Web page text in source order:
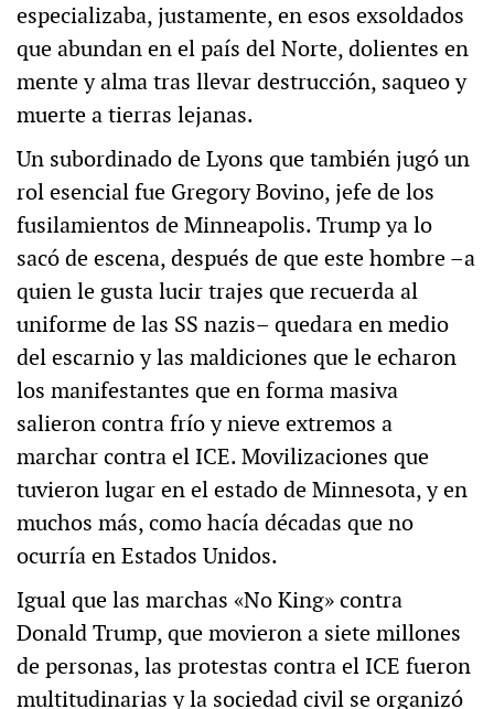
especializaba, justamente, en esos exsoldados
que abundan en el país del Norte, dolientes en
mente y alma tras llevar destrucción, saqueo y
muerte a tierras lejanas.
Un subordinado de Lyons que también jugó un
rol esencial fue Gregory Bovino, jefe de los
fusilamientos de Minneapolis. Trump ya lo
sacó de escena, después de que este hombre –a
quien le gusta lucir trajes que recuerda al
uniforme de las SS nazis– quedara en medio
del escarnio y las maldiciones que le echaron
los manifestantes que en forma masiva
salieron contra frío y nieve extremos a
marchar contra el ICE. Movilizaciones que
tuvieron lugar en el estado de Minnesota, y en
muchos más, como hacía décadas que no
ocurría en Estados Unidos.
Igual que las marchas «No King» contra
Donald Trump, que movieron a siete millones
de personas, las protestas contra el ICE fueron
multitudinarias y la sociedad civil se organizó